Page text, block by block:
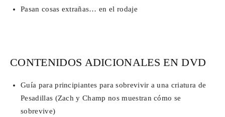
Pasan cosas extrañas… en el rodaje
CONTENIDOS ADICIONALES EN DVD
Guía para principiantes para sobrevivir a una criatura de
Pesadillas (Zach y Champ nos muestran cómo se
sobrevive)